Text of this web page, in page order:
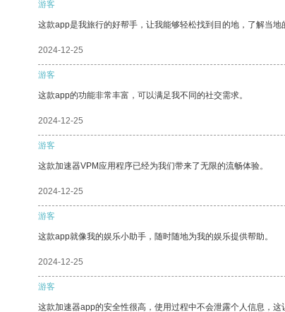
游客
这款app是我旅行的好帮手，让我能够轻松找到目的地，了解当地
2024-12-25
游客
这款app的功能非常丰富，可以满足我不同的社交需求。
2024-12-25
游客
这款加速器VPM应用程序已经为我们带来了无限的流畅体验。
2024-12-25
游客
这款app就像我的娱乐小助手，随时随地为我的娱乐提供帮助。
2024-12-25
游客
这款加速器app的安全性很高，使用过程中不会泄露个人信息，